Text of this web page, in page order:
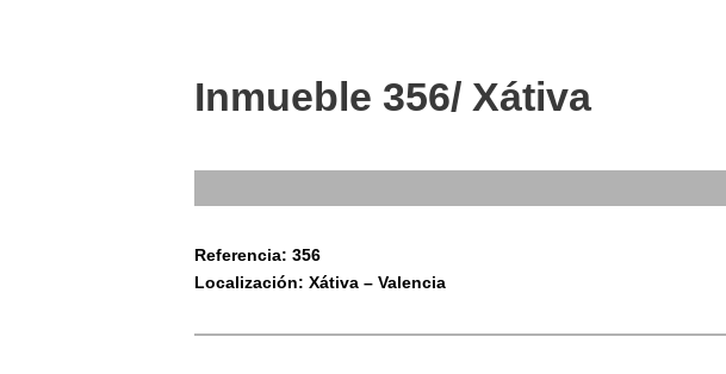
Inmueble 356/ Xátiva
Referencia: 356
Localización: Xátiva – Valencia